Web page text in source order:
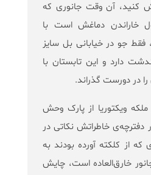
آن وقت جانوری که
دماغش است با
فقط جو در خیابانی بل سایز
دارد و این تابستان با
در دورست گذراند.
در ماه مه سال ۱۸۴۲ ملکه ویکتوریا از پارک وحش
دفترچه‌ی خاطراتش نکاتی در
که از کلکته آورده بودند به
خارق‌العاده است، چایش